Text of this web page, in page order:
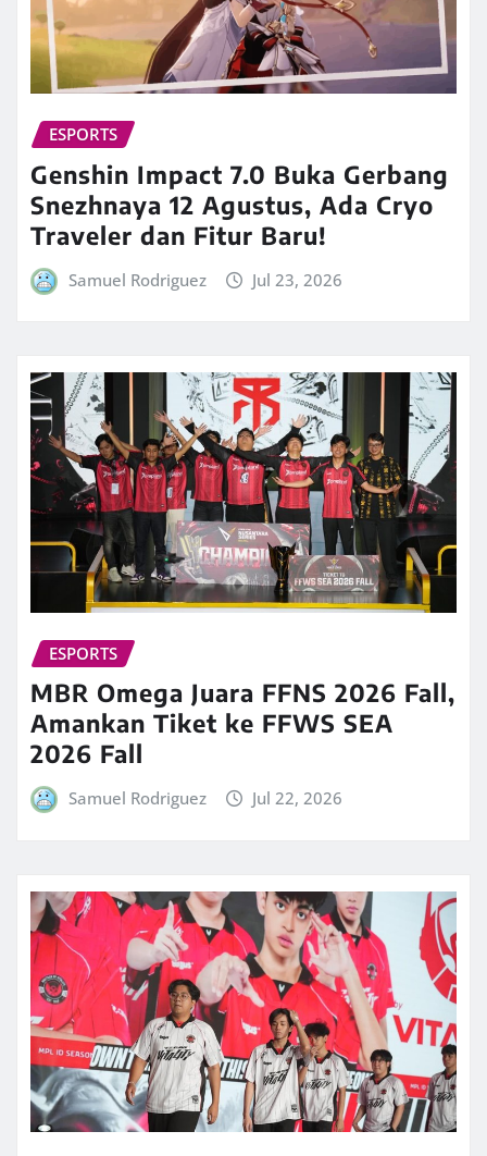
ESPORTS
Genshin Impact 7.0 Buka Gerbang
Snezhnaya 12 Agustus, Ada Cryo
Traveler dan Fitur Baru!
Samuel Rodriguez Jul 23, 2026
ESPORTS
MBR Omega Juara FFNS 2026 Fall,
Amankan Tiket ke FFWS SEA
2026 Fall
Samuel Rodriguez Jul 22, 2026